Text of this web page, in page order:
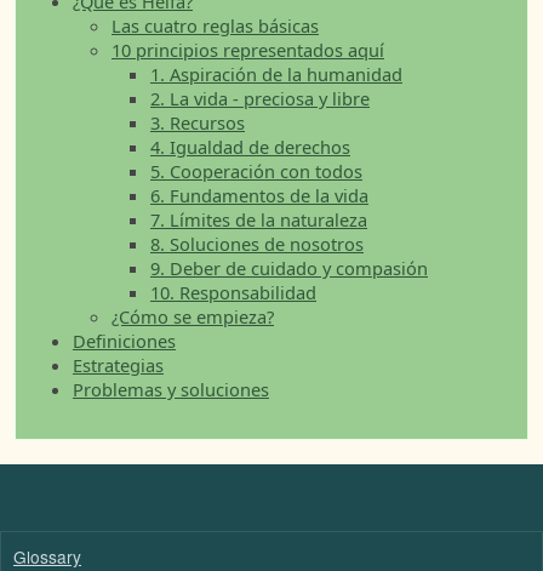
Las cuatro reglas básicas
10 principios representados aquí
1. Aspiración de la humanidad
2. La vida - preciosa y libre
3. Recursos
4. Igualdad de derechos
5. Cooperación con todos
6. Fundamentos de la vida
7. Límites de la naturaleza
8. Soluciones de nosotros
9. Deber de cuidado y compasión
10. Responsabilidad
¿Cómo se empieza?
Definiciones
Estrategias
Problemas y soluciones
Glossary